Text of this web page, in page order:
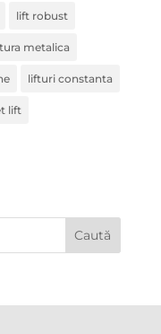
lift robust
metalica
lifturi constanta
lift